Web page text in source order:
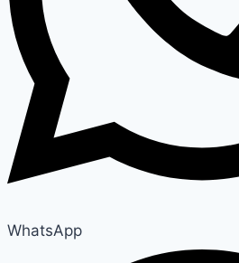
WhatsApp